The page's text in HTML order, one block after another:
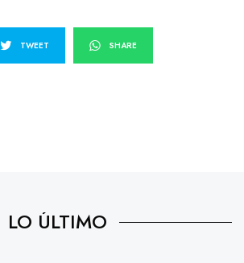
TWEET SHARE
LO ÚLTIMO